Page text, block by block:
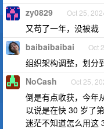
zy0829 Oct 25,
又苟了一年，没被裁
baibaibaibai Oct
组织架构调整，划分
NoCash Oct 25,
倒是有点收获，今年
以说是在快 30 岁了
迷茫不知道怎么用这